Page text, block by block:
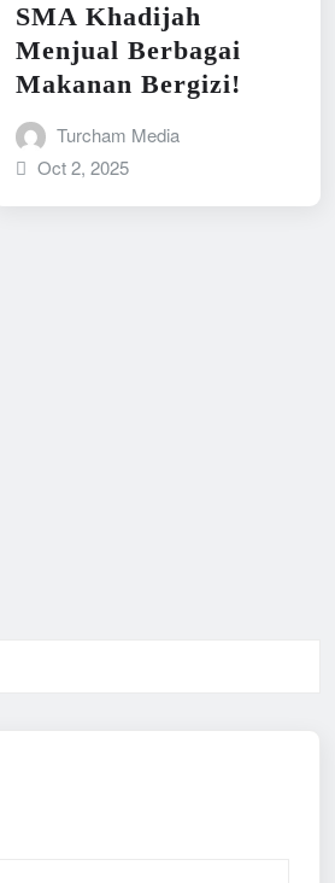
SMA Khadijah
Menjual Berbagai
Makanan Bergizi!
Turcham Media
Oct 2, 2025